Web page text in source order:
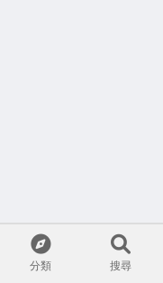
分類 搜尋